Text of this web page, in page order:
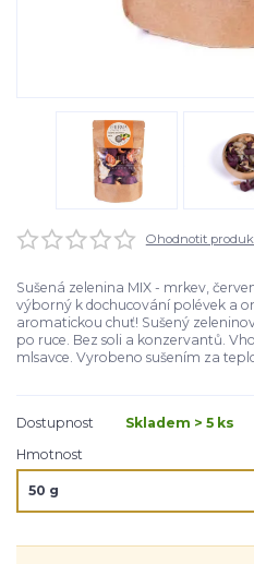
Ohodnotit
Sušená zelenina MIX - mrkev,
výborný k dochucování polévek a
aromatickou chuť! Sušený
po ruce. Bez soli a konzervantů.
mlsavce. Vyrobeno sušením za
Dostupnost
Skladem > 5 ks
Hmotnost